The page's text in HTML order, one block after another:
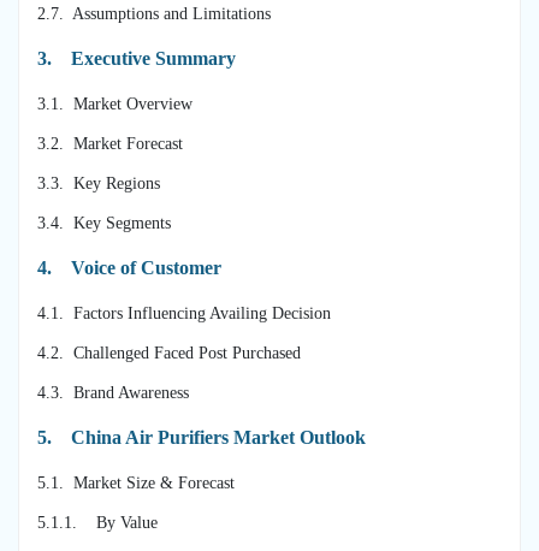
2.7. Assumptions and Limitations
3. Executive Summary
3.1. Market Overview
3.2. Market Forecast
3.3. Key Regions
3.4. Key Segments
4. Voice of Customer
4.1. Factors Influencing Availing Decision
4.2. Challenged Faced Post Purchased
4.3. Brand Awareness
5. China Air Purifiers Market Outlook
5.1. Market Size & Forecast
5.1.1. By Value